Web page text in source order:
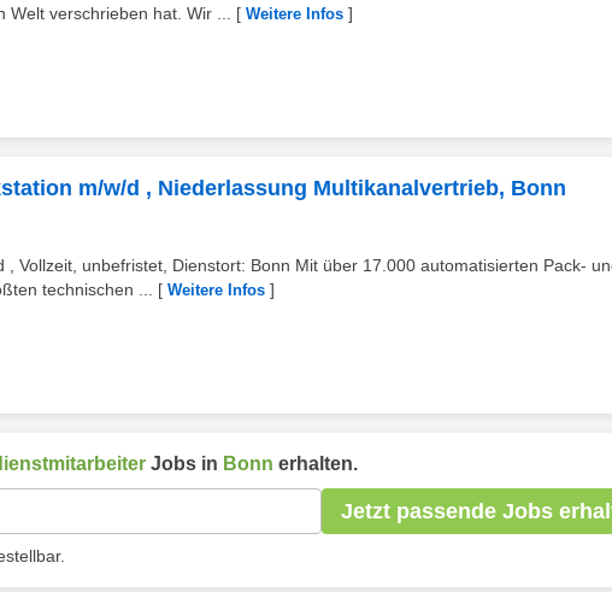
verschrieben hat. Wir ...
[ Weitere Infos ]
m/w/d , Niederlassung Multikanalvertrieb, Bonn
Vollzeit, unbefristet, Dienstort: Bonn Mit über 17.000 automatisierten Pack-
technischen ...
[ Weitere Infos ]
Jobs in Bonn erhalten.
Jetzt passende Jobs